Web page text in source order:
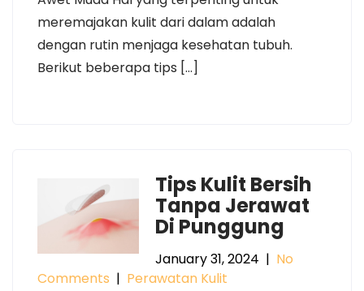
meremajakan kulit dari dalam adalah
dengan rutin menjaga kesehatan tubuh.
Berikut beberapa tips […]
Tips Kulit Bersih
Tanpa Jerawat
Di Punggung
January 31, 2024 | No
Comments | Perawatan Kulit